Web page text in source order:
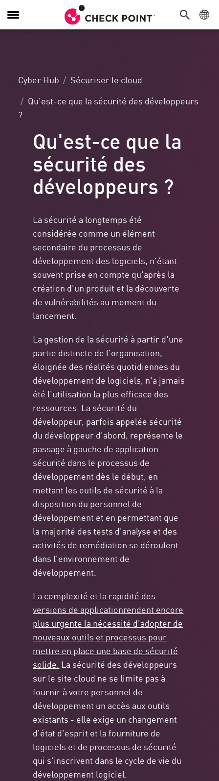
Navigation
dans
Cyber Hub
Sécuriser le cloud
Qu'est-ce que la sécurité des développeurs
?
Qu'est-ce que la
sécurité des
développeurs ?
La sécurité a longtemps été
considérée comme un élément
secondaire du processus de
développement des logiciels, n'étant
souvent prise en compte qu'après la
création d'un produit et la découverte
de vulnérabilités au moment du
lancement.
La gestion de la sécurité à partir d'une
partie distincte de l'organisation,
éloignée des réalités quotidiennes du
développement de logiciels, n'a jamais
été l'utilisation la plus efficace des
ressources. La sécurité du
développeur, parfois appelée sécurité
du développeur d'abord, représente le
passage à gauche de application
sécurité dans le processus de
développement dès le début, en
mettant les outils de sécurité à la
disposition du personnel de
développement et en permettant que
la majorité des tests d'analyse et des
activités de remédiation se déroulent
dans l'environnement de
développement.
La complexité et la rapidité des
versions de applicationrendent encore
plus urgente la nécessité d'adopter de
nouveaux outils et processus pour
mettre en place une base de sécurité
solide. La sécurité des développeurs
sur le site cloud ne se limite pas à
fournir à votre personnel de
développement un accès aux outils
existants - elle exige un changement
d'état d'esprit et la fourniture de
logiciels et de processus de sécurité
qui s'inscrivent dans le cycle de vie du
développement logiciel.